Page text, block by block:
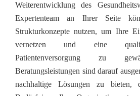
Weiterentwicklung des
Expertenteam an Ihrer Seite
Strukturkonzepte nutzen, um Ihre
vernetzen und eine
Patientenversorgung zu
Beratungsleistungen sind darauf
nachhaltige Lösungen zu bieten,